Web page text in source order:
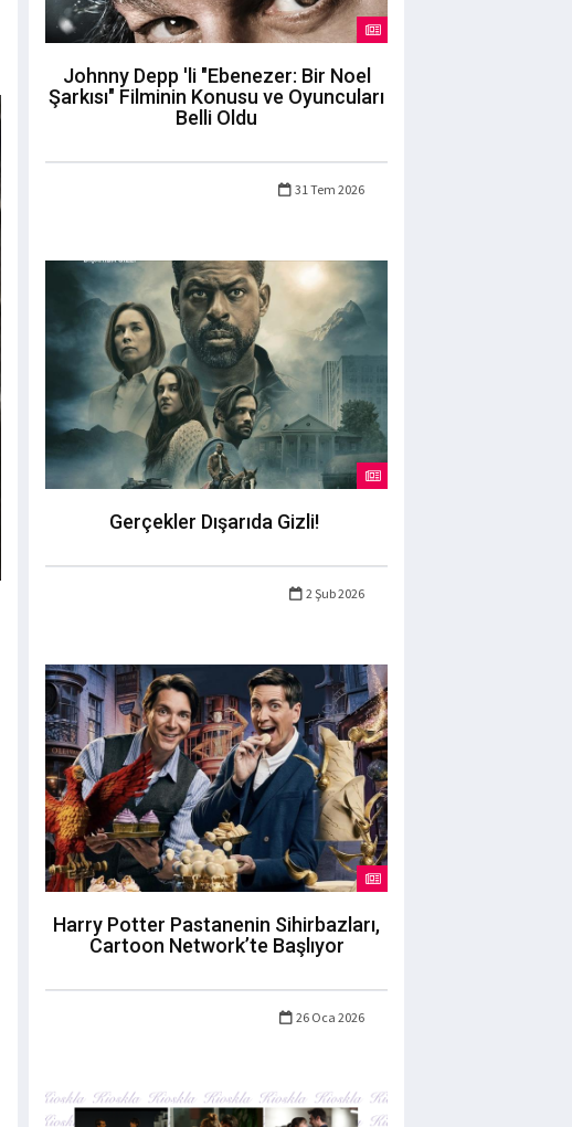
Johnny Depp 'li "Ebenezer: Bir Noel
Şarkısı" Filminin Konusu ve Oyuncuları
Belli Oldu
31 Tem 2026
Gerçekler Dışarıda Gizli!
2 Şub 2026
Harry Potter Pastanenin Sihirbazları,
Cartoon Network’te Başlıyor
26 Oca 2026